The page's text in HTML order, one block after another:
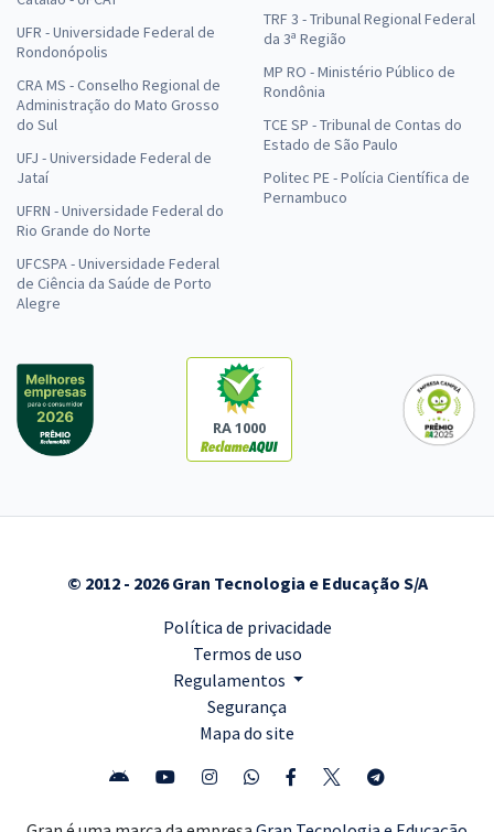
UFR - Universidade Federal de
Rondonópolis
CRA MS - Conselho Regional de
Administração do Mato Grosso
do Sul
UFJ - Universidade Federal de
Jataí
UFRN - Universidade Federal do
Rio Grande do Norte
UFCSPA - Universidade Federal
de Ciência da Saúde de Porto
Alegre
TRF 3 - Tribunal Regional Federal
da 3ª Região
MP RO - Ministério Público de
Rondônia
TCE SP - Tribunal de Contas do
Estado de São Paulo
Politec PE - Polícia Científica de
Pernambuco
RA 1000
© 2012 - 2026 Gran Tecnologia e Educação S/A
Política de privacidade
Termos de uso
Regulamentos
Segurança
Mapa do site